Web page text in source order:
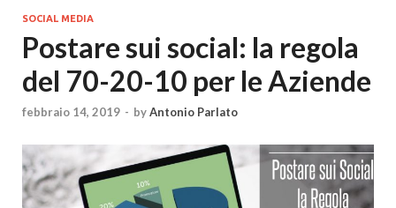
SOCIAL MEDIA
Postare sui social: la regola
del 70-20-10 per le Aziende
febbraio 14, 2019 - byAntonio Parlato